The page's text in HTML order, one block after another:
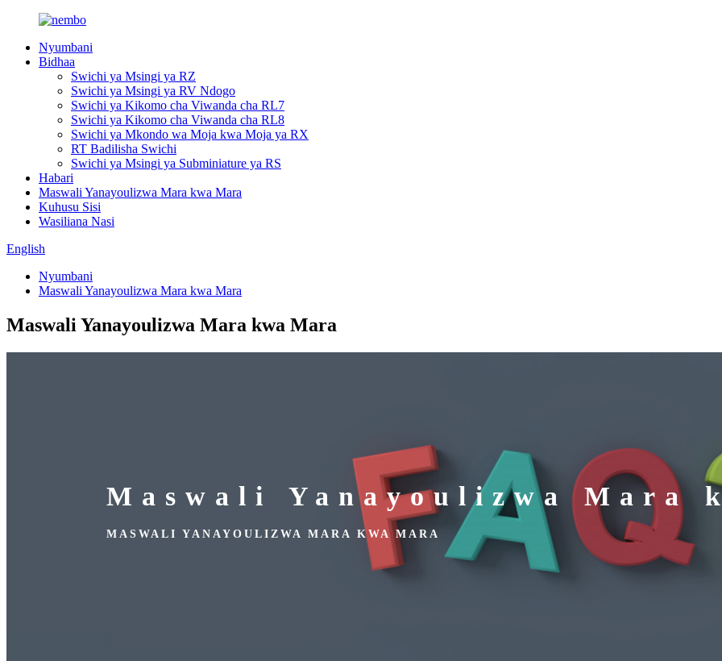
Nyumbani
Bidhaa
Swichi ya Msingi ya RZ
Swichi ya Msingi ya RV Ndogo
Swichi ya Kikomo cha Viwanda cha RL7
Swichi ya Kikomo cha Viwanda cha RL8
Swichi ya Mkondo wa Moja kwa Moja ya RX
RT Badilisha Swichi
Swichi ya Msingi ya Subminiature ya RS
Habari
Maswali Yanayoulizwa Mara kwa Mara
Kuhusu Sisi
Wasiliana Nasi
English
Nyumbani
Maswali Yanayoulizwa Mara kwa Mara
Maswali Yanayoulizwa Mara kwa Mara
Maswali Yanayoulizwa Mara
MASWALI YANAYOULIZWA MARA KWA MARA